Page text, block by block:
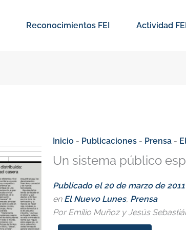
Reconocimientos FEI Actividad FEI
Inicio - Publicaciones - Prensa -
Un sistema público
Publicado el20 de marzo de 2011
en El Nuevo Lunes, Prensa
Por Emilio Muñoz y Jesús